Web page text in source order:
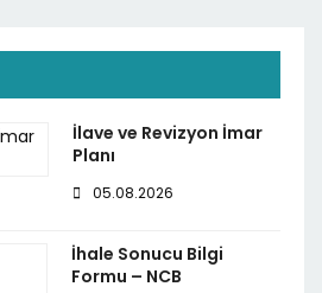
İlave ve Revizyon İmar
Planı
05.08.2026
İhale Sonucu Bilgi
Formu – NCB